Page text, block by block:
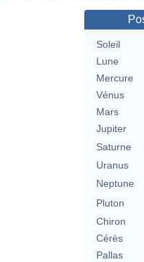
Soleil
Lune
Mercure
Vénus
Mars
Jupiter
Saturne
Uranus
Neptune
Pluton
Chiron
Cérès
Pallas